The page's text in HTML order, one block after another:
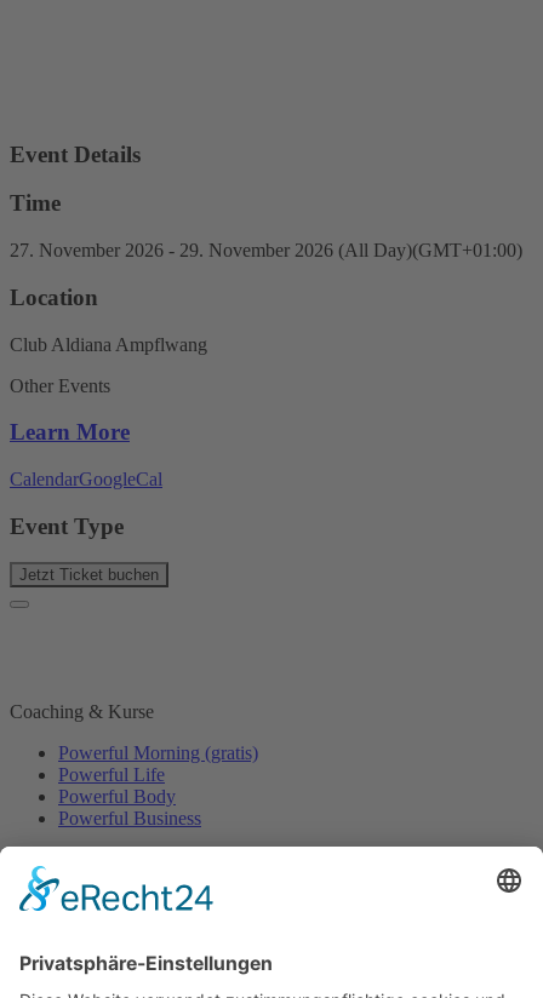
Event Details
Time
27. November 2026 - 29. November 2026 (All Day)(GMT+01:00)
Location
Club Aldiana Ampflwang
Other Events
Learn More
CalendarGoogleCal
Event Type
Jetzt Ticket buchen
Coaching & Kurse
Powerful Morning (gratis)
Powerful Life
Powerful Body
Powerful Business
Event-Übersicht